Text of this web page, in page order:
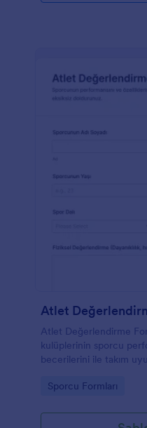
Atlet
Atlet Değerlendirme
kulüplerinin sporcu
becerilerini ile takım
Go to Category:
Sporcu Formları